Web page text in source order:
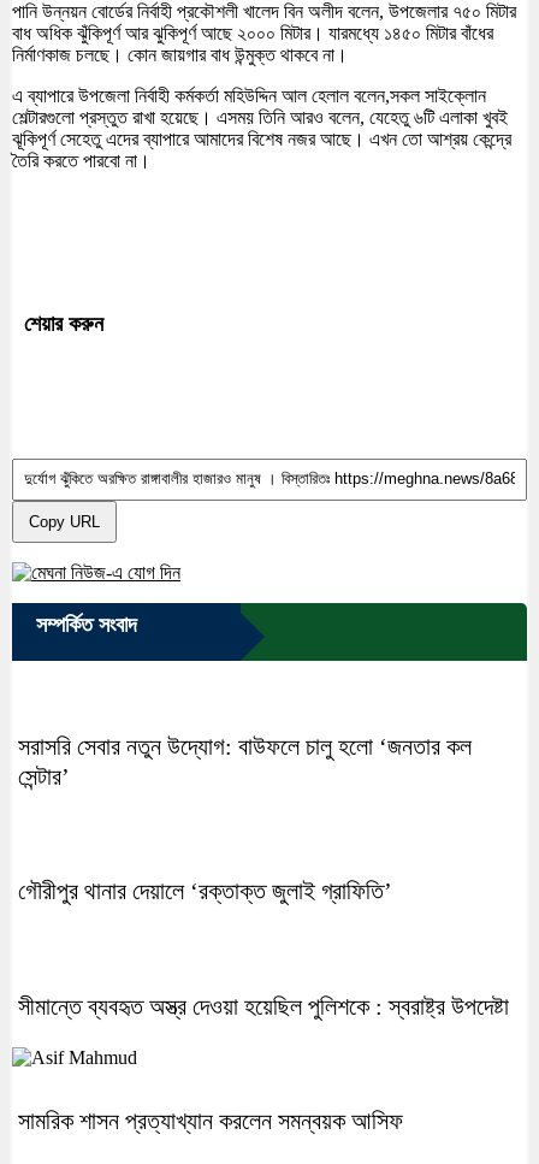
পানি উন্নয়ন বোর্ডের নির্বাহী প্রকৌশলী খালেদ বিন অলীদ বলেন, উপজেলার ৭৫০ মিটার
বাধ অধিক ঝুঁকিপূর্ণ আর ঝুকিপূর্ণ আছে ২০০০ মিটার। যারমধ্যে ১৪৫০ মিটার বাঁধের
নির্মাণকাজ চলছে। কোন জায়গার বাধ উন্মুক্ত থাকবে না।
এ ব্যাপারে উপজেলা নির্বাহী কর্মকর্তা মহিউদ্দিন আল হেলাল বলেন,সকল সাইক্লোন
শেল্টারগুলো প্রস্তুত রাখা হয়েছে। এসময় তিনি আরও বলেন, যেহেতু ৬টি এলাকা খুবই
ঝূকিপূর্ণ সেহেতু এদের ব্যাপারে আমাদের বিশেষ নজর আছে। এখন তো আশ্রয় কেন্দ্রে
তৈরি করতে পারবো না।
শেয়ার করুন
Copy URL
সম্পর্কিত সংবাদ
সরাসরি সেবার নতুন উদ্যোগ: বাউফলে চালু হলো ‘জনতার কল
সেন্টার’
গৌরীপুর থানার দেয়ালে ‘রক্তাক্ত জুলাই গ্রাফিতি’
সীমান্তে ব্যবহৃত অস্ত্র দেওয়া হয়েছিল পুলিশকে : স্বরাষ্ট্র উপদেষ্টা
সামরিক শাসন প্রত্যাখ্যান করলেন সমন্বয়ক আসিফ